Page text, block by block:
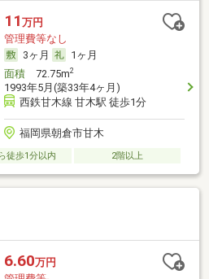
11 万円
管理費等なし
3ヶ月
1ヶ月
面積72.75m2
1993年5月(築33年4ヶ月)
西鉄甘木線 甘木駅 徒歩1分
福岡県朝倉市甘木
徒歩1分以内 2階以上
6.60万円